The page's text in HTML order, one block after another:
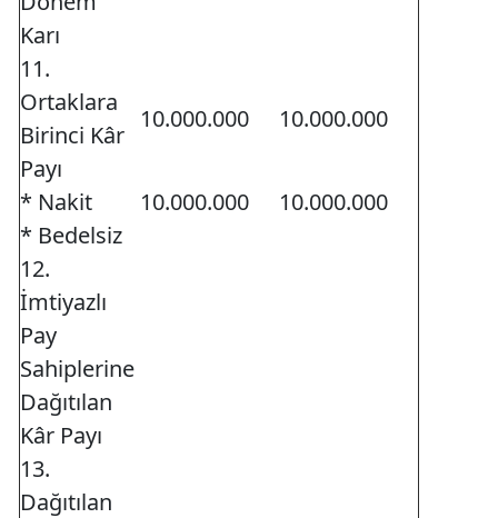
Karı
11.
Ortaklara
Birinci Kâr
Payı
10.000.000 10.000.000
* Nakit 10.000.000
10.000.000
* Bedelsiz
12.
İmtiyazlı
Pay
Sahiplerine
Dağıtılan
Kâr Payı
13.
Dağıtılan